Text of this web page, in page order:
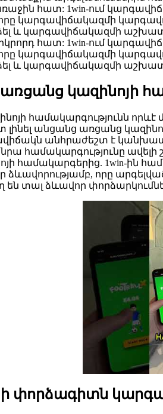
հատ: 1win-ում
որը կարգավիճակազմի
և կարգավիճակազմի
հատ: 1win-ում
որը կարգավիճակազմի
և կարգավիճակազմի
առցանց կազինոյի
համակարգությունն
լինել անցանց առցանց
անհրաժեշտ է
նրա համակարգությունը
համակարգերից. 1win-ին
նոր ձևավորությամբ, որը
տալ ձևավոր
փորձագիտն